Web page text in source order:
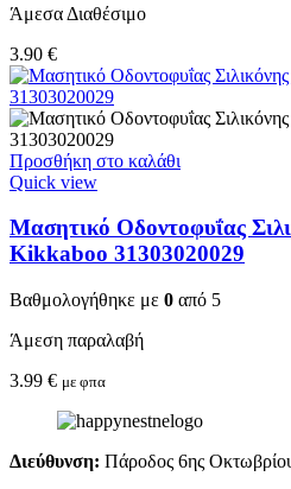
Άμεσα Διαθέσιμο
3.90 €
Προσθήκη στο καλάθι
Quick view
Μασητικό Οδοντοφυΐας
Kikkaboo 31303020029
Βαθμολογήθηκε με 0 από 5
Άμεση παραλαβή
3.99 € με φπα
Διεύθυνση: Πάροδος 6ης